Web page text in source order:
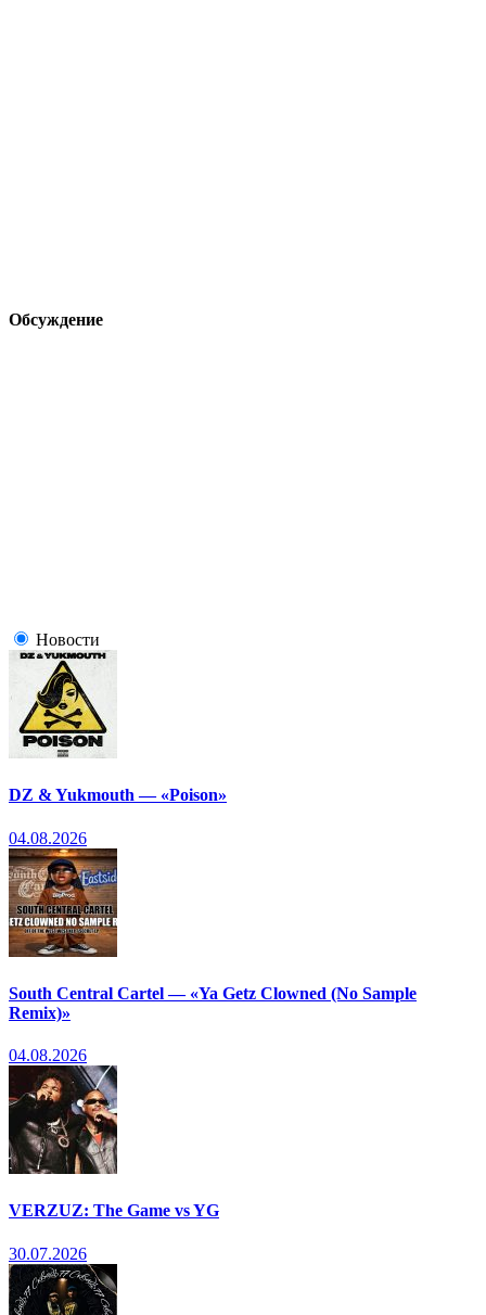
Обсуждение
Новости
DZ & Yukmouth — «Poison»
04.08.2026
South Central Cartel — «Ya Getz Clowned (No Sample
Remix)»
04.08.2026
VERZUZ: The Game vs YG
30.07.2026